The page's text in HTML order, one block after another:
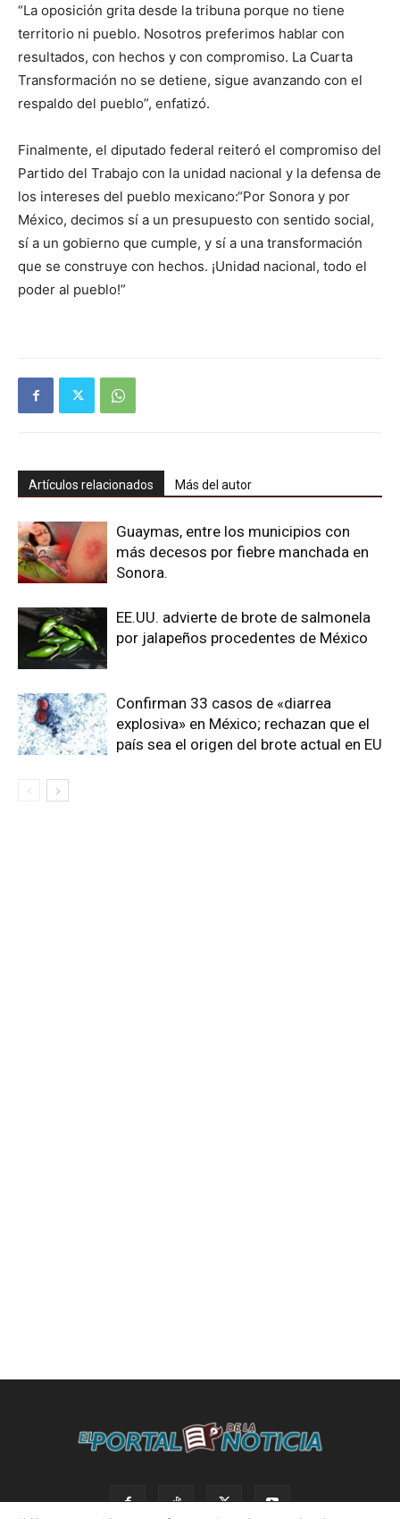
“La oposición grita desde la tribuna porque no tiene
territorio ni pueblo. Nosotros preferimos hablar con
resultados, con hechos y con compromiso. La Cuarta
Transformación no se detiene, sigue avanzando con el
respaldo del pueblo”, enfatizó.
Finalmente, el diputado federal reiteró el compromiso del
Partido del Trabajo con la unidad nacional y la defensa de
los intereses del pueblo mexicano:“Por Sonora y por
México, decimos sí a un presupuesto con sentido social,
sí a un gobierno que cumple, y sí a una transformación
que se construye con hechos. ¡Unidad nacional, todo el
poder al pueblo!”
Artículos relacionados Más del autor
Guaymas, entre los municipios con
más decesos por fiebre manchada en
Sonora.
EE.UU. advierte de brote de salmonela
por jalapeños procedentes de México
Confirman 33 casos de «diarrea
explosiva» en México; rechazan que el
país sea el origen del brote actual en EU